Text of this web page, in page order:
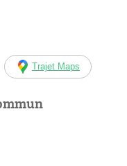
Trajet Maps